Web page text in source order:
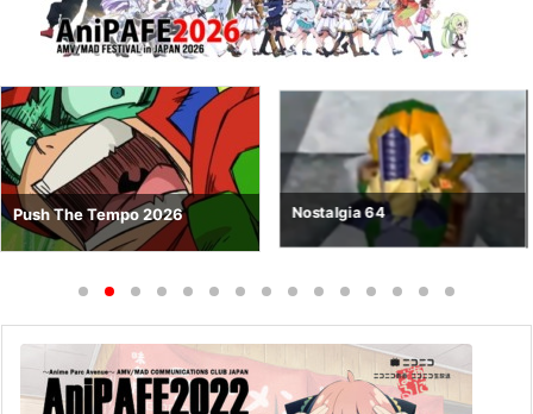
Push The Tempo 2026 Nostalgia 64